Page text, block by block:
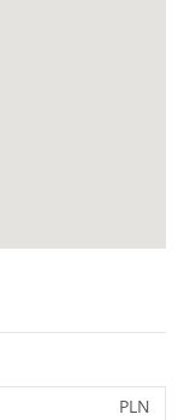
PLN